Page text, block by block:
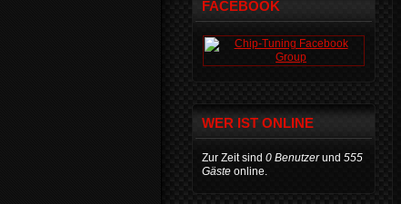
FACEBOOK
WER IST ONLINE
Zur Zeit sind 0 Benutzerund 555
Gäste online.